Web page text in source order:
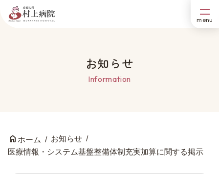
お知らせ
Information
ホーム
お知らせ
医療情報・システム基盤整備体制充実加算に関する掲示